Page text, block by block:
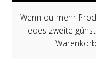
Wenn du mehr
jedes zweite